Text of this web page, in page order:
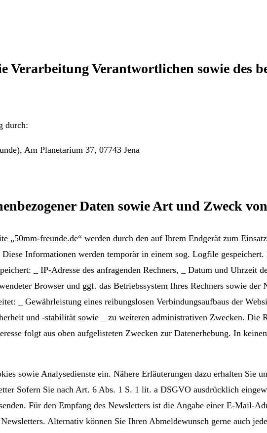
Verarbeitung Verantwortlichen sowie des
durch:
Am Planetarium 37, 07743 Jena
Daten sowie Art und Zweck
„50mm-freunde.de“ werden durch den auf Ihrem Endgerät zum
Informationen werden temporär in einem sog. Logfile
_ IP-Adresse des anfragenden Rechners, _ Datum und Uhrzeit
Browser und ggf. das Betriebssystem Ihres Rechners sowie der
_ Gewährleistung eines reibungslosen Verbindungsaufbaus der
und -stabilität sowie _ zu weiteren administrativen Zwecken. Die
folgt aus oben aufgelisteten Zwecken zur Datenerhebung. In
sowie Analysedienste ein. Nähere Erläuterungen dazu erhalten Sie
Sofern Sie nach Art. 6 Abs. 1 S. 1 lit. a DSGVO ausdrücklich
Für den Empfang des Newsletters ist die Angabe einer E-Mail-
Alternativ können Sie Ihren Abmeldewunsch gerne auch